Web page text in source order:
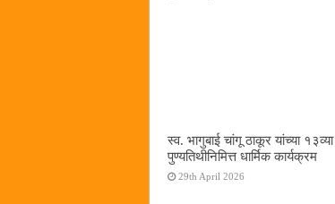
स्व. भागुबाई चांगू ठाकूर यांच्या १३व्या
पुण्यतिथीनिमित्त धार्मिक कार्यक्रम
29th April 2026